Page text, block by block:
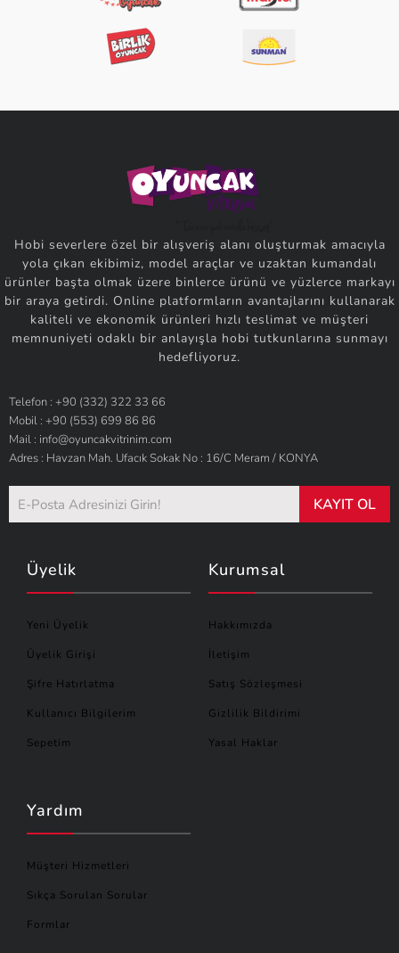
Hobi severlere özel bir alışveriş alanı oluşturmak amacıyla
yola çıkan ekibimiz, model araçlar ve uzaktan kumandalı
ürünler başta olmak üzere binlerce ürünü ve yüzlerce markayı
bir araya getirdi. Online platformların avantajlarını kullanarak
kaliteli ve ekonomik ürünleri hızlı teslimat ve müşteri
memnuniyeti odaklı bir anlayışla hobi tutkunlarına sunmayı
hedefliyoruz.
Telefon : +90 (332) 322 33 66
Mobil : +90 (553) 699 86 86
Mail : info@oyuncakvitrinim.com
Adres : Havzan Mah. Ufacık Sokak No : 16/C Meram / KONYA
KAYIT OL
Üyelik
Yeni Üyelik
Üyelik Girişi
Şifre Hatırlatma
Kullanıcı Bilgilerim
Sepetim
Kurumsal
Hakkımızda
İletişim
Satış Sözleşmesi
Gizlilik Bildirimi
Yasal Haklar
Yardım
Müşteri Hizmetleri
Sıkça Sorulan Sorular
Formlar